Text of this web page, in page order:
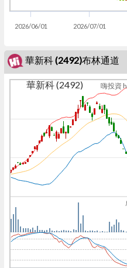
2026/06/01 2026/07/01
華新科 (2492)布林通道
華新科 (2492) 嗨投資